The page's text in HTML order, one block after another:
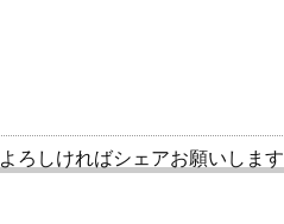
よろしければシェアお願いします